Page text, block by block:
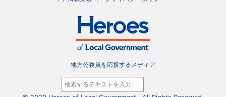
地方公務員を応援するメディア